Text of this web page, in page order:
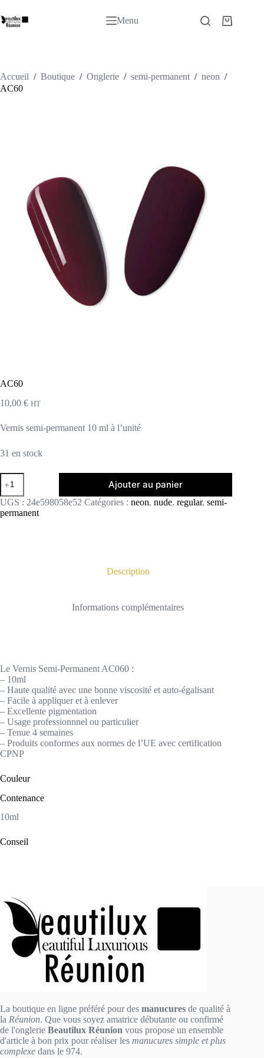
au
contenu
Menu
Panier
Accueil / Boutique / Onglerie / semi-permanent / neon /
AC60
AC60
10,00 € HT
Vernis semi-permanent 10 ml à l’unité
31 en stock
quantité
de
AC60
Ajouter au panier
UGS : 24e598058e52 Catégories : neon, nude, regular, semi-
permanent
Description
Informations complémentaires
Le Vernis Semi-Permanent AC060 :
– 10ml
– Haute qualité avec une bonne viscosité et auto-égalisant
– Facile à appliquer et à enlever
– Excellente pigmentation
– Usage professionnnel ou particulier
– Tenue 4 semaines
– Produits conformes aux normes de l’UE avec certification
CPNP
Couleur
Contenance
10ml
Conseil
La boutique en ligne préféré pour des manucures de qualité à
la Réunion. Que vous soyez amatrice débutante ou confirmé
de l'onglerie Beautilux Réunion vous propose un ensemble
d'article à bon prix pour réaliser les manucures simple et plus
complexe dans le 974.